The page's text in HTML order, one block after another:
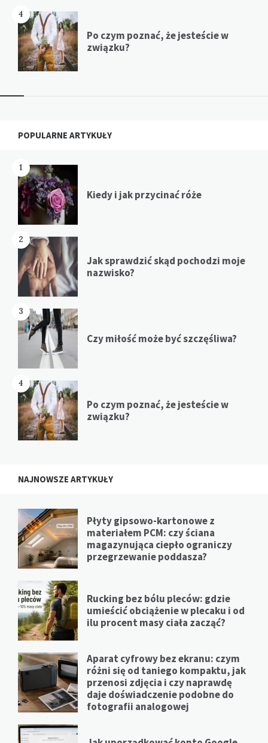
4
Po czym poznać, że jesteście w
związku?
Widgets
POPULARNE ARTYKUŁY
1
Kiedy i jak przycinać róże
2
Jak sprawdzić skąd pochodzi moje
nazwisko?
3
Czy miłość może być szczęśliwa?
4
Po czym poznać, że jesteście w
związku?
NAJNOWSZE ARTYKUŁY
Płyty gipsowo-kartonowe z
materiałem PCM: czy ściana
magazynująca ciepło ograniczy
przegrzewanie poddasza?
Rucking bez bólu pleców: gdzie
umieścić obciążenie w plecaku i od
ilu procent masy ciała zacząć?
Aparat cyfrowy bez ekranu: czym
różni się od taniego kompaktu, jak
przenosi zdjęcia i czy naprawdę
daje doświadczenie podobne do
fotografii analogowej